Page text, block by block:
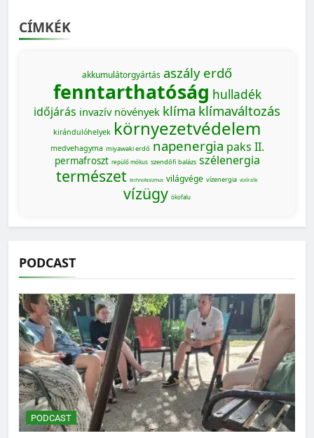
CÍMKÉK
akkumulátorgyártás aszály erdő
fenntarthatóság hulladék
időjárás invazív növények klíma klímaváltozás
kirándulóhelyek környezetvédelem
medvehagyma miyawaki erdő napenergia paks II.
permafroszt repülő mókus szendőfi balázs szélenergia
természet technofasizmus világvége vízenergia vízőrzők
vízügy ökofalu
PODCAST
PODCAST